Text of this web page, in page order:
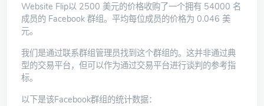
Website Flip以 2500 美元的价格收购了一个拥有 54000 名
成员的 Facebook 群组。平均每位成员的价格为 0.046 美
元。
我们是通过联系群组管理员找到这个群组的。这并非通过典
型的交易平台，但可以作为通过交易平台进行谈判的参考指
标。
以下是该Facebook群组的统计数据：